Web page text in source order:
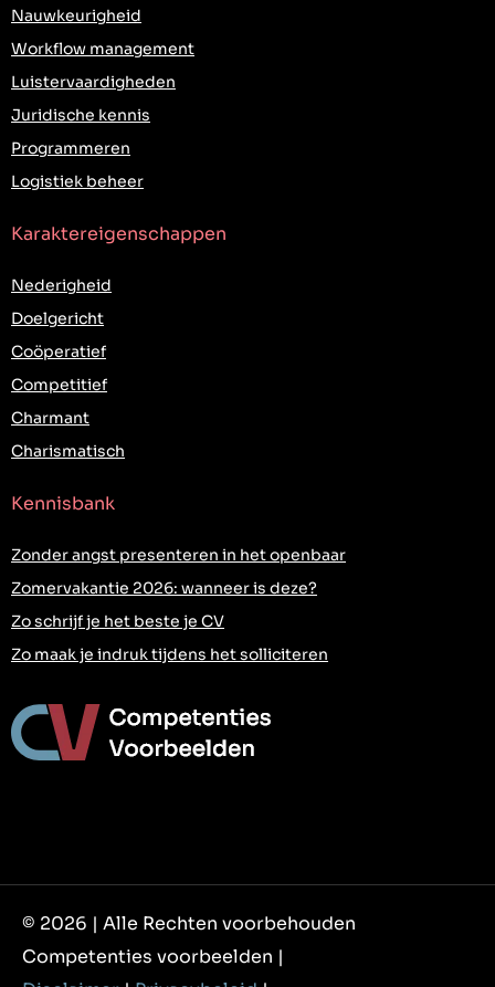
Nauwkeurigheid
Workflow management
Luistervaardigheden
Juridische kennis
Programmeren
Logistiek beheer
Karaktereigenschappen
Nederigheid
Doelgericht
Coöperatief
Competitief
Charmant
Charismatisch
Kennisbank
Zonder angst presenteren in het openbaar
Zomervakantie 2026: wanneer is deze?
Zo schrijf je het beste je CV
Zo maak je indruk tijdens het solliciteren
© 2026 | Alle Rechten voorbehouden
Competenties voorbeelden |